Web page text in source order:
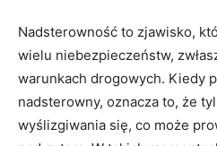
Nadsterowność ‌to zjawisko,
wielu niebezpieczeństw,
‌warunkach ⁢drogowych. Kiedy
nadsterowny, oznacza to, że‌
wyślizgiwania ‍się, co⁣ może